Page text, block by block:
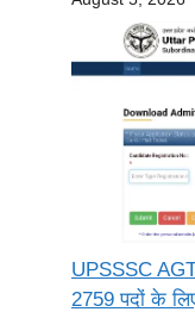
UPSSSC
2759 पदों के